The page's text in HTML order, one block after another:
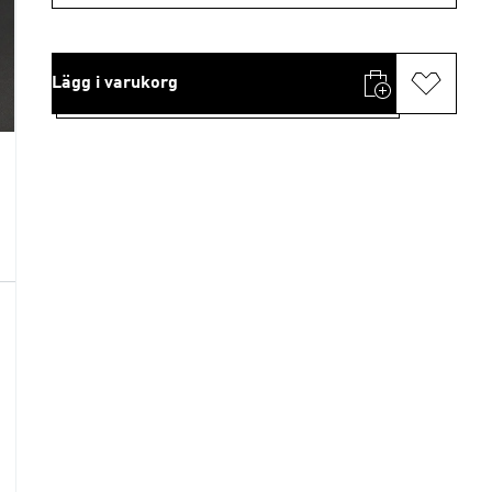
Lägg i varukorg